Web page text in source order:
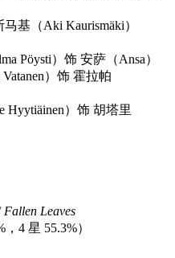
基（Aki Kaurismäki）
Pöysti）饰 安萨（Ansa）
）饰 霍拉帕
Hyytiäinen）饰 胡塔里
Fallen Leaves
4 星 55.3%）